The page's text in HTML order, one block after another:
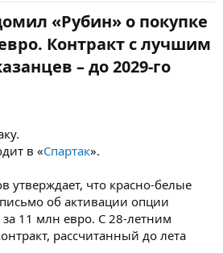
«Рубин» о покупке
Контракт с лучшим
– до 2029-го
в «Спартак».
утверждает, что красно-белые
об активации опции
11 млн евро. С 28-летним
рассчитанный до лета